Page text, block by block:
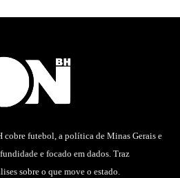
cobre futebol, a política de Minas Gerais e
e focado em dados. Traz
sobre o que move o estado.